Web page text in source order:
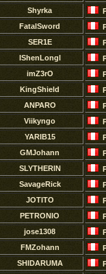
Shyrka
FatalSword
SER1E
IShenLongl
imZ3rO
KingShield
ANPARO
Viikyngo
YARIB15
GMJohann
SLYTHERlN
SavageRick
JOTITO
PETRONIO
jose1308
FMZohann
SHIDARUMA